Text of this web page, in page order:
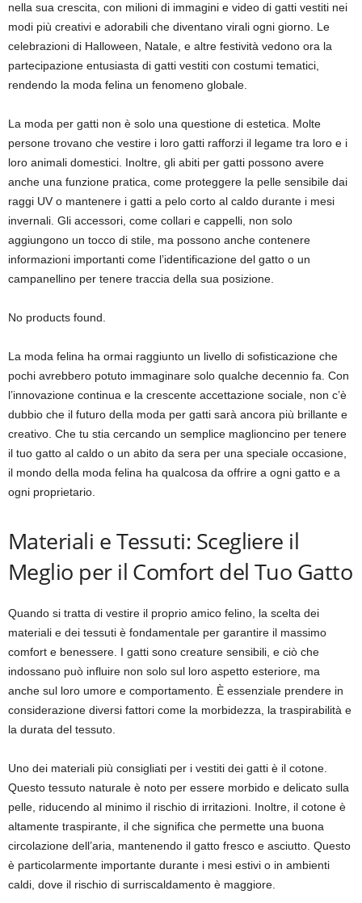
nella sua crescita, con milioni di immagini e video di gatti vestiti nei
modi più creativi e adorabili che diventano virali ogni giorno. Le
celebrazioni di Halloween, Natale, e altre festività vedono ora la
partecipazione entusiasta di gatti vestiti con costumi tematici,
rendendo la moda felina un fenomeno globale.
La moda per gatti non è solo una questione di estetica. Molte
persone trovano che vestire i loro gatti rafforzi il legame tra loro e i
loro animali domestici. Inoltre, gli abiti per gatti possono avere
anche una funzione pratica, come proteggere la pelle sensibile dai
raggi UV o mantenere i gatti a pelo corto al caldo durante i mesi
invernali. Gli accessori, come collari e cappelli, non solo
aggiungono un tocco di stile, ma possono anche contenere
informazioni importanti come l’identificazione del gatto o un
campanellino per tenere traccia della sua posizione.
No products found.
La moda felina ha ormai raggiunto un livello di sofisticazione che
pochi avrebbero potuto immaginare solo qualche decennio fa. Con
l’innovazione continua e la crescente accettazione sociale, non c’è
dubbio che il futuro della moda per gatti sarà ancora più brillante e
creativo. Che tu stia cercando un semplice maglioncino per tenere
il tuo gatto al caldo o un abito da sera per una speciale occasione,
il mondo della moda felina ha qualcosa da offrire a ogni gatto e a
ogni proprietario.
Materiali e Tessuti: Scegliere il
Meglio per il Comfort del Tuo Gatto
Quando si tratta di vestire il proprio amico felino, la scelta dei
materiali e dei tessuti è fondamentale per garantire il massimo
comfort e benessere. I gatti sono creature sensibili, e ciò che
indossano può influire non solo sul loro aspetto esteriore, ma
anche sul loro umore e comportamento. È essenziale prendere in
considerazione diversi fattori come la morbidezza, la traspirabilità e
la durata del tessuto.
Uno dei materiali più consigliati per i vestiti dei gatti è il cotone.
Questo tessuto naturale è noto per essere morbido e delicato sulla
pelle, riducendo al minimo il rischio di irritazioni. Inoltre, il cotone è
altamente traspirante, il che significa che permette una buona
circolazione dell’aria, mantenendo il gatto fresco e asciutto. Questo
è particolarmente importante durante i mesi estivi o in ambienti
caldi, dove il rischio di surriscaldamento è maggiore.